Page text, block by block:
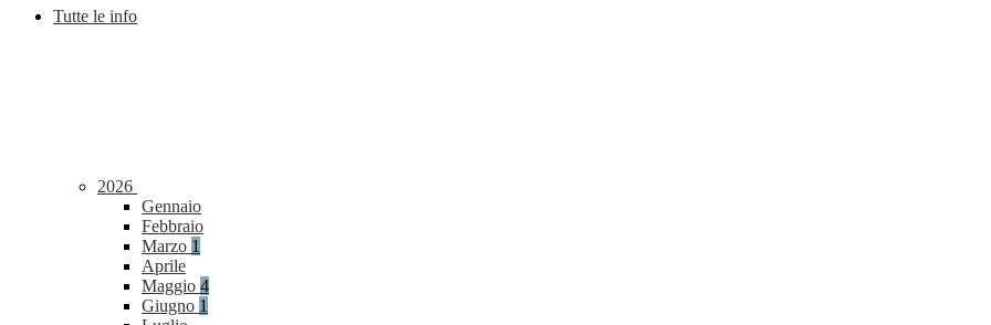
Tutte le info
2026
Gennaio
Febbraio
Marzo 1
Aprile
Maggio 4
Giugno 1